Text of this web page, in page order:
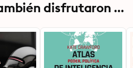
disfrutaron ...